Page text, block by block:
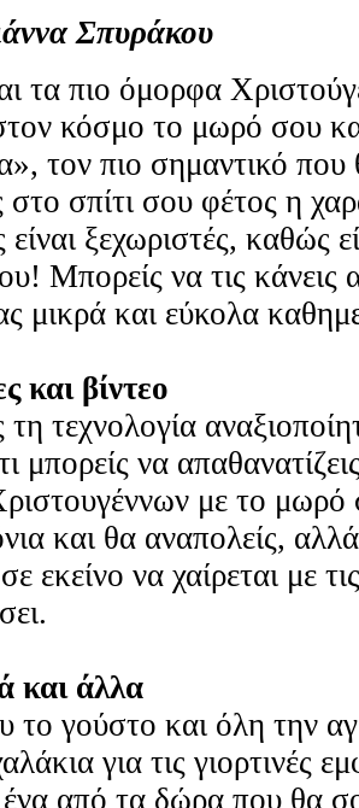
Σπυράκου
τα πιο όμορφα
κόσμο το μωρό σου
τον πιο σημαντικό
σπίτι σου φέτος η
είναι ξεχωριστές, καθώς
Μπορείς να τις κάνεις
μικρά και εύκολα
και βίντεο
τεχνολογία
μπορείς να
με το
και θα αναπολείς,
εκείνο να χαίρεται με
και άλλα
το γούστο και όλη την
για τις γιορτινές
από τα δώρα που θα